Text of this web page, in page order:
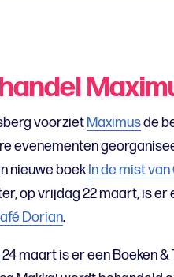
voorziet Maximusde
evenementen
nieuwe boek In de mist
op vrijdag 22 maart, is
Dorian.
maart is er een Boeken